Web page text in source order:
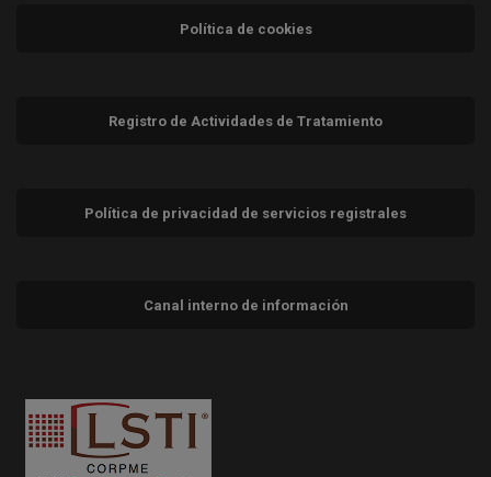
Política de cookies
Registro de Actividades de Tratamiento
Política de privacidad de servicios registrales
Canal interno de información